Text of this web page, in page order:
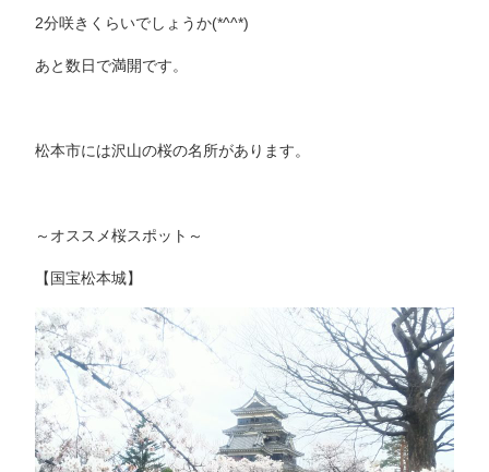
2分咲きくらいでしょうか(*^^*)
あと数日で満開です。
松本市には沢山の桜の名所があります。
～オススメ桜スポット～
【国宝松本城】